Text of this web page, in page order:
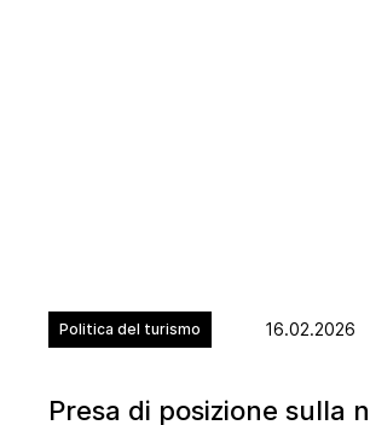
Politica del turismo 16.02.2026
Presa di posizione sulla